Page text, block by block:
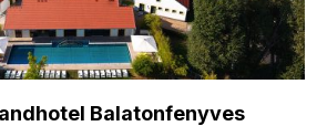
Balatonfenyves